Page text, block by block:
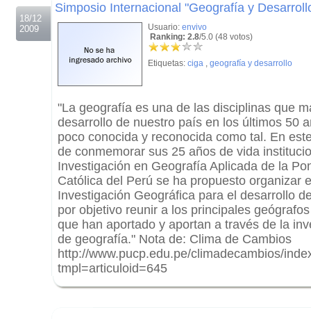
18/12
2009
Simposio Internacional "Geografía y
Usuario: envivo
Ranking: 2.8/5.0 (48 votos)
Etiquetas: ciga , geografía y desarrollo
"La geografía es una de las disciplinas que
desarrollo de nuestro país en los últimos 50
poco conocida y reconocida como tal. En
de conmemorar sus 25 años de vida
Investigación en Geografía Aplicada de la
Católica del Perú se ha propuesto organizar
Investigación Geográfica para el desarrollo
por objetivo reunir a los principales
que han aportado y aportan a través de la
de geografía." Nota de: Clima de Cambios
http://www.pucp.edu.pe/climadecambios/
tmpl=articuloid=645